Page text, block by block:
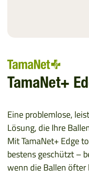
TamaNet+
Eine problemlose,
Lösung, die Ihre
Mit TamaNet+ Edge
bestens geschützt –
wenn die Ballen